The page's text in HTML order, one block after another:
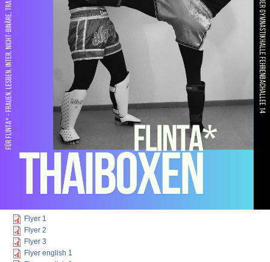
Flyer 1
Flyer 2
Flyer 3
Flyer english 1